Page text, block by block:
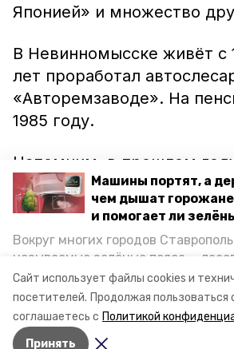
Сайт использует файлы cookies и
посетителей. Продолжая пользоваться
соглашаетесь с Политикой
Принять
Машины портят, а
чем дышат
и помогает ли
Вокруг многих городов
называемые зелёные пояса —
снижающие негативное
газов на атмосферу. Справляются
постоянно растущим потоком
каким воздухом дышат жители
корреспондент «Победы26».
Японией» и множество
В Невинномысске живёт с
лет проработал
«Авторемзаводе». На
1985 году.
Напомним, в прошлом
отметил другой житель
Невинномысска.
Новоселицкого района. Во
служил автоматчиком в
полку города Гори в